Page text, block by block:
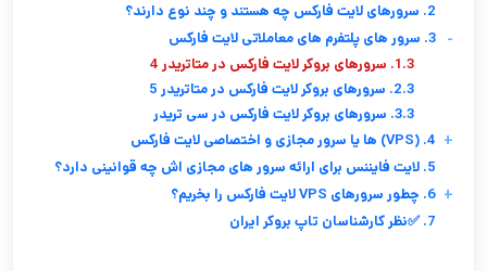
2. سرورهای لایت فارکس چه هستند و چند نوع دارند؟
3. سرور های پلتفرم های معاملاتی لایت فارکس -
1.3. سرورهای بروکر لایت فارکس در متاتریدر 4
2.3. سرورهای بروکر لایت فارکس در متاتریدر 5
3.3. سرورهای بروکر لایت فارکس در سی تریدر
4. (VPS) ها یا سرور مجازی و اختصاصی لایت فارکس +
5. لایت فایننس برای ارائه سرور های مجازی اش چه قوانینی دارد؟
6. چطور سرورهای VPS لایت فارکس را بخریم؟ +
7. ✅نظر کارشناسان تاپ بروکر ایران